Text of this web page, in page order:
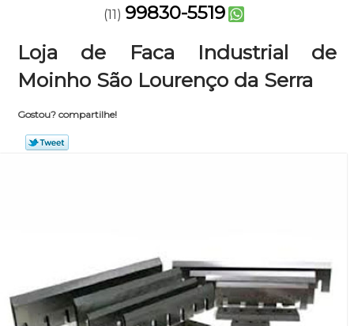
(11) 99830-5519
Loja de Faca Industrial de
Moinho São Lourenço da Serra
Gostou? compartilhe!